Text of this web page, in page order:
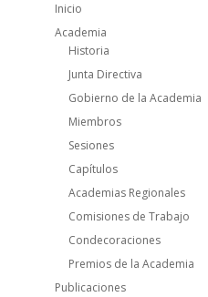
Inicio
Academia
Historia
Junta Directiva
Gobierno de la Academia
Miembros
Sesiones
Capítulos
Academias Regionales
Comisiones de Trabajo
Condecoraciones
Premios de la Academia
Publicaciones